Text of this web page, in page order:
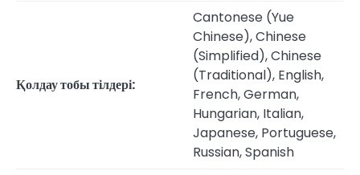
Қолдау тобы тілдері:
Cantonese (Yue
Chinese), Chinese
(Simplified), Chinese
(Traditional), English,
French, German,
Hungarian, Italian,
Japanese, Portuguese,
Russian, Spanish